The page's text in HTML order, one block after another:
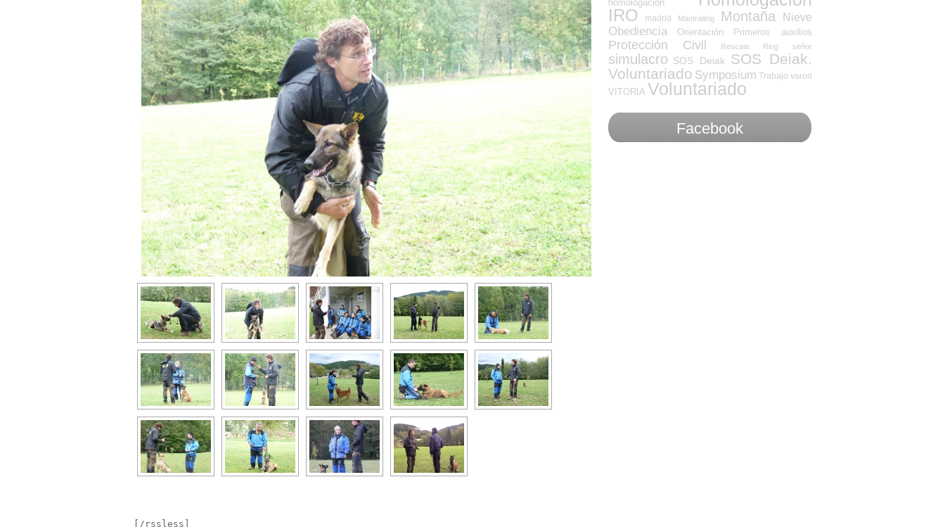
[/rssless]
homologacion
IRO
madrid Mantrailing Montaña Nieve
Obediencia Orientación Primeros auxilios
Protección Civil Rescate Ring señor
simulacro SOS Deiak
SOS Deiak.
Voluntariado Symposium Trabajo varon
VITORIA Voluntariado
Facebook